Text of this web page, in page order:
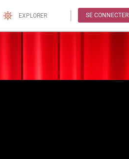
EXPLORER SE CONNECTER